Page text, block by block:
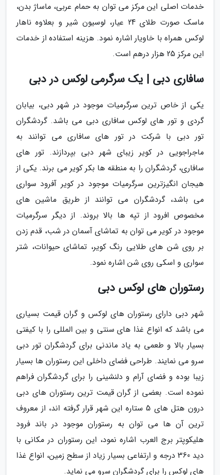
خدمات اصلی این مرکز می توان به حمام عربی، ماساژ بدن،
ماسک صورت طلای 24 عیار، لوسیون شیر و بعلاوه ناهار
لوکس همراه با خاویار اشاره نمود. هزینه استفاده از خدمات
این مرکز 25 هزار درهم است.
سافاری دبی | یک سرگرمی لوکس در دبی
یکی از خاص ترین سرگرمیات موجود در شهر دبی، بیابان
گردی و تور های لوکس سافاری دبی می باشد. گردشگران
تور دبی با شرکت در تور های سافاری می توانند به
ماجراجویی در کویر زیبای شهر دبی بپردازند. تور های
سافاری، گردشگران را به منطقه ها بکر کویر می برند. یکی از
هیجان انگیزترین سرگرمیات موجود در کویر آفرود سواری
می باشد، گردشگران می توانند از طریق ماشین های
مخصوص افرود از تپه ها بالا بروند. از دیگر سرگرمیات
موجود در کویر می توان به تماشای آسمان در شب، قدم زدن
بر روی شن های طلایی رنگ کویر، تماشای حیوانات، شتر
سواری و اسکی روی شن اشاره نمود.
رستوران های لوکس دبی
شهر دبی دارای رستوران های لوکس و گران قیمت بسیاری
می باشد که انواع غذا های سنتی و بین المللی را با کیفتی
بسیار بالا و طعمی به یاد ماندنی برای گردشگران تور دبی
سرو می نمایند. طراحی فضای داخلی این رستوران ها بسیار
زیبا بوده و فضای آرام و دلنشینی را برای گردشگران فراهم
نموده است. بعضی از گران قیمت ترین رستوران های دبی
درون هتل های 5 ستاره این شهر قرار گرفته اند، از معروف
ترین آن ها می توان به رستوران موجود در باند فرود
هلیکوپتر برج العرب اشاره نمود، این رستوران در مکانی با
دید 360 درجه و ارتفاعی بسیار زیاد از سطح زمین، انواع غذا
های لوکس را برای گردشگران سرو می نماید.